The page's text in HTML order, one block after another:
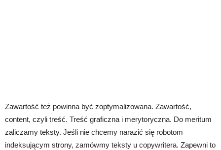
Zawartość też powinna być zoptymalizowana. Zawartość,
content, czyli treść. Treść graficzna i merytoryczna. Do meritum
zaliczamy teksty. Jeśli nie chcemy narazić się robotom
indeksującym strony, zamówmy teksty u copywritera. Zapewni to